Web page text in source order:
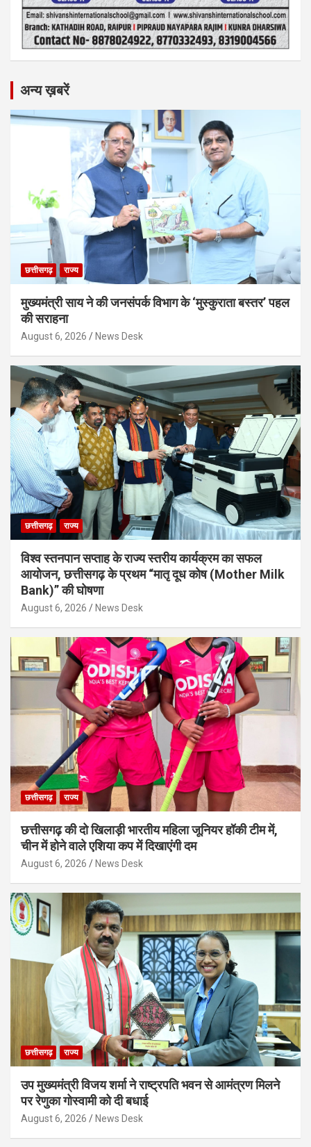
अन्य ख़बरें
छत्तीसगढ़ राज्य
मुख्यमंत्री साय ने की जनसंपर्क विभाग के ‘मुस्कुराता बस्तर’ पहल
की सराहना
August 6, 2026 News Desk
छत्तीसगढ़ राज्य
विश्व स्तनपान सप्ताह के राज्य स्तरीय कार्यक्रम का सफल
आयोजन, छत्तीसगढ़ के प्रथम “मातृ दूध कोष (Mother Milk
Bank)” की घोषणा
August 6, 2026 News Desk
छत्तीसगढ़ राज्य
छत्तीसगढ़ की दो खिलाड़ी भारतीय महिला जूनियर हॉकी टीम में,
चीन में होने वाले एशिया कप में दिखाएंगी दम
August 6, 2026 News Desk
छत्तीसगढ़ राज्य
उप मुख्यमंत्री विजय शर्मा ने राष्ट्रपति भवन से आमंत्रण मिलने
पर रेणुका गोस्वामी को दी बधाई
August 6, 2026 News Desk